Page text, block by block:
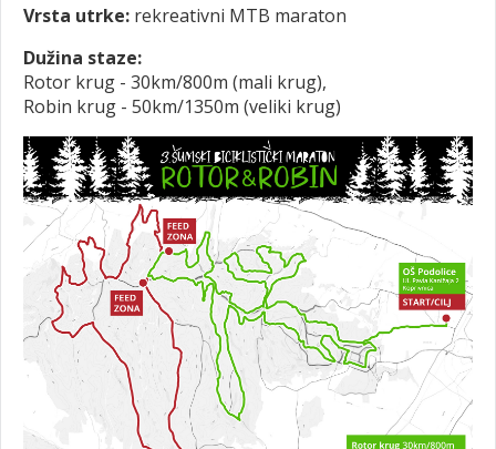
Vrsta utrke: rekreativni MTB maraton
Dužina staze:
Rotor krug - 30km/800m (mali krug),
Robin krug - 50km/1350m (veliki krug)